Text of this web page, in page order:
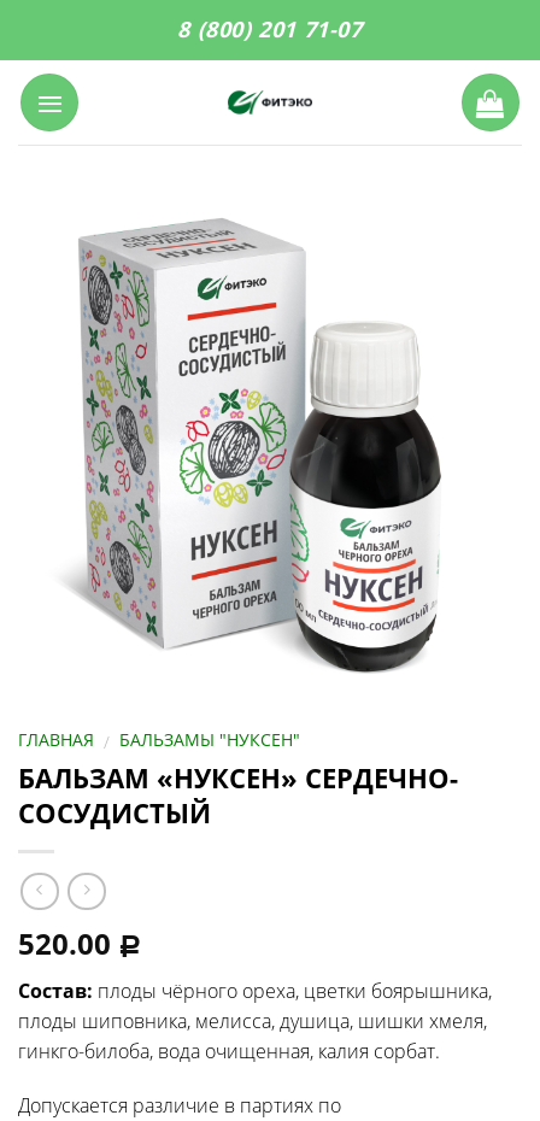
content
8 (800) 201 71-07
ГЛАВНАЯ / БАЛЬЗАМЫ "НУКСЕН"
БАЛЬЗАМ «НУКСЕН» СЕРДЕЧНО-
СОСУДИСТЫЙ
520.00 Р
Состав: плоды чёрного ореха, цветки боярышника,
плоды шиповника, мелисса, душица, шишки хмеля,
гинкго-билоба, вода очищенная, калия сорбат.
Допускается различие в партиях по